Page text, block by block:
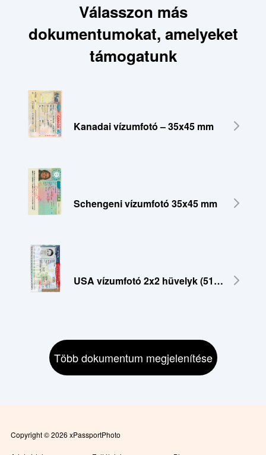
Válasszon más
dokumentumokat, amelyeket
támogatunk
Kanadai vízumfotó – 35x45 mm
Schengeni vízumfotó 35x45 mm
USA vízumfotó 2x2 hüvelyk (51x51 mm)
Több dokumentum megjelenítése
Copyright © 2026 xPassportPhoto